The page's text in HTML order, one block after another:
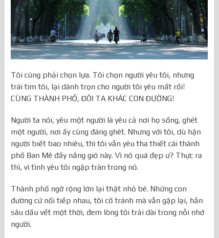
Tôi cũng phải chọn lựa. Tôi chọn người yêu tôi, nhưng
trái tim tôi, lại dành trọn cho người tôi yêu mất rồi!
CÙNG THÀNH PHỐ, ĐÔI TA KHÁC CON ĐƯỜNG!
Người ta nói, yêu một người là yêu cả nơi họ sống, ghét
một người, nơi ấy cũng đáng ghét. Nhưng với tôi, dù hận
người biết bao nhiêu, thì tôi vẫn yêu tha thiết cái thành
phố Ban Mê đầy nắng gió này. Vì nó quá đẹp ư? Thực ra
thì, vì tình yêu tôi ngập tràn trong nó.
Thành phố ngỡ rộng lớn lại thật nhỏ bé. Những con
đường cứ nối tiếp nhau, tôi cố tránh mà vẫn gặp lại, hằn
sâu dấu vết một thời, đem lòng tôi trải dài trong nỗi nhớ
người.